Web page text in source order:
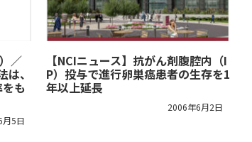
／
、
も
月5日
【NCIニュース】抗がん剤腹腔内（I
P）投与で進行卵巣癌患者の生存を1
年以上延長
2006年6月2日